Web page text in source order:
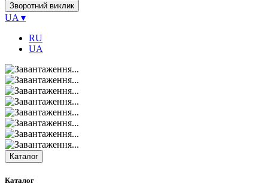
Зворотний виклик
UA ▾
RU
UA
Каталог
Каталог